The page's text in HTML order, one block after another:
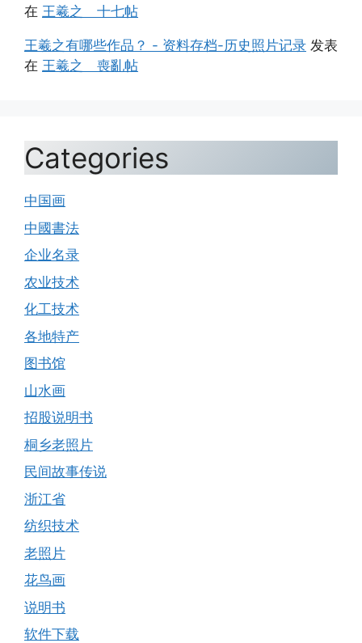
在 王羲之 十七帖
王羲之有哪些作品？ - 资料存档-历史照片记录 发表
在 王羲之 喪亂帖
Categories
中国画
中國書法
企业名录
农业技术
化工技术
各地特产
图书馆
山水画
招股说明书
桐乡老照片
民间故事传说
浙江省
纺织技术
老照片
花鸟画
说明书
软件下载